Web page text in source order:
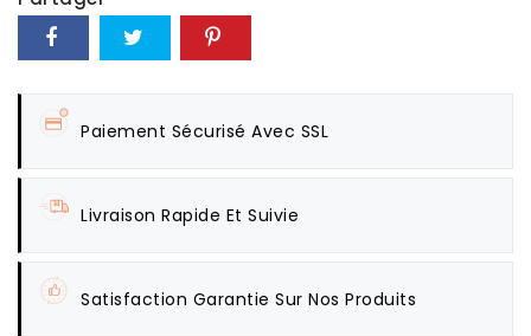
Paiement Sécurisé Avec SSL
Livraison Rapide Et Suivie
Satisfaction Garantie Sur Nos Produits